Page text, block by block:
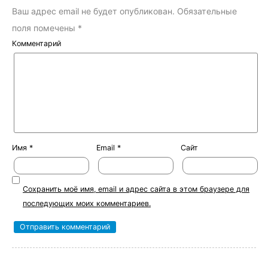
Ваш адрес email не будет опубликован. Обязательные
поля помечены *
Комментарий
Имя * Email * Сайт
Сохранить моё имя, email и адрес сайта в этом браузере для
последующих моих комментариев.